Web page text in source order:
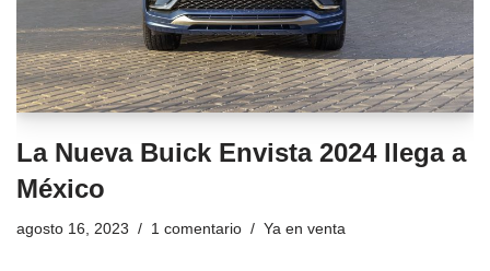
La Nueva Buick Envista 2024 llega a
México
agosto 16, 2023 1 comentario Ya en venta